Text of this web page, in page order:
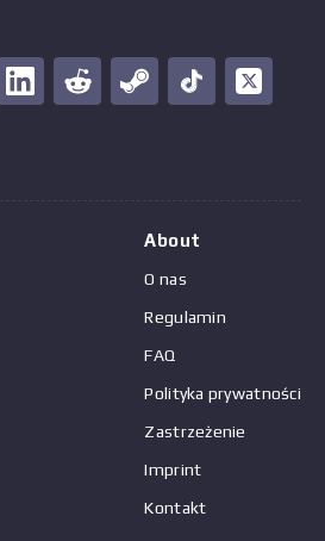
About
O nas
Regulamin
FAQ
Polityka prywatności
Zastrzeżenie
Imprint
Kontakt